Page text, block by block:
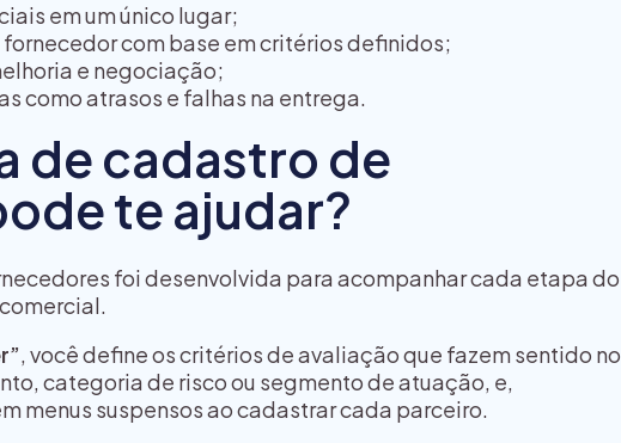
em um único lugar;
com base em critérios definidos;
e negociação;
como atrasos e falhas na entrega.
de cadastro de
te ajudar?
foi desenvolvida para acompanhar cada etapa do
, você define os critérios de avaliação que fazem sentido no
categoria de risco ou segmento de atuação, e,
menus suspensos ao cadastrar cada parceiro.